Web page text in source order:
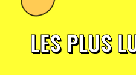
LES PLUS